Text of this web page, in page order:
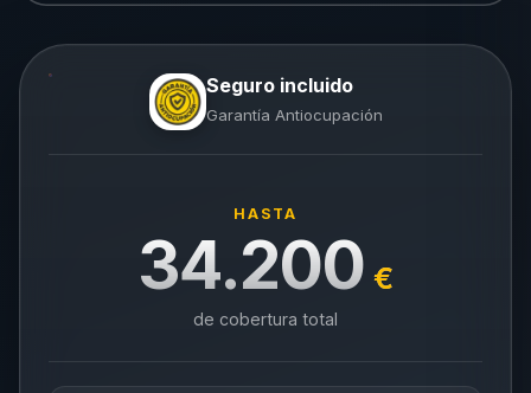
Seguro incluido
Garantía Antiocupación
HASTA
34.200 €
de cobertura total